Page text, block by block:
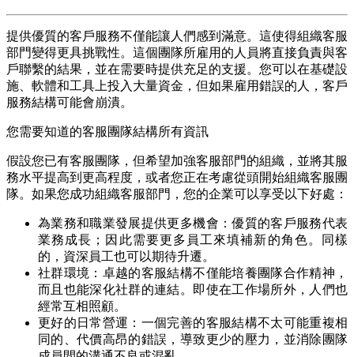
提供優質的客戶服務不僅能讓人們感到滿意。這使得組織客服
部門變得更具挑戰性。這個團隊所雇用的人員將直接負責與客
戶聯繫的結果，並在需要時提供充足的支援。您可以在基礎設
施、軟體和工具上投入大量資金，但如果雇用錯誤的人，客戶
服務結構可能會崩潰。
您需要知道的客服團隊結構所有資訊
假設您已有客服團隊，但希望加強客服部門的組織，並將其服
務水平提高到更高程度，或者您正在考慮從頭開始組織客服團
隊。如果您成功組織客服部門，您的企業可以享受以下好處：
為業務和職業發展提供更多機會：優質的客戶服務代表
業務成長；因此需要更多員工來填補新的角色。同樣
的，資深員工也可以期待升遷。
社群環境：卓越的客服結構不僅能培養團隊合作精神，
而且也能深化社群的連結。即使在工作場所外，人們也
經常互相照顧。
更好的日常營運：一個完善的客服結構不太可能重複相
同的、代價高昂的錯誤，導致更少的壓力，並消除團隊